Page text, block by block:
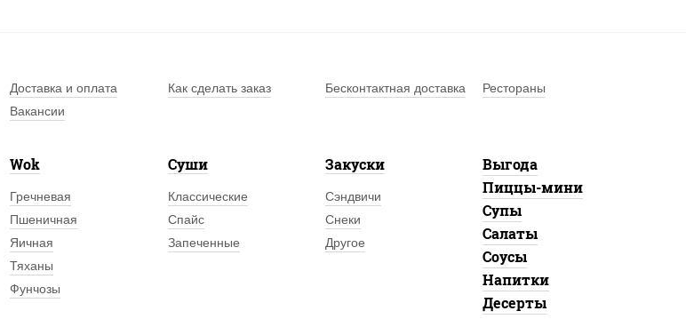
Доставка и оплата Как сделать заказ Бесконтактная доставка
Рестораны
Вакансии
Wok
Гречневая
Пшеничная
Яичная
Тяханы
Фунчозы
Суши
Классические
Спайс
Запеченные
Закуски
Сэндвичи
Снеки
Другое
Выгода
Пиццы-мини
Супы
Салаты
Соусы
Напитки
Десерты